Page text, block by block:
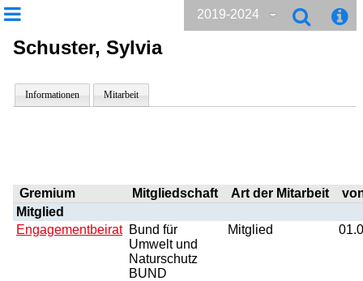
2019-2024
Schuster, Sylvia
Informationen Mitarbeit
Gremium Mitgliedschaft Art der Mitarbeit
Mitglied
Engagementbeirat Bund für
Umwelt und
Naturschutz
BUND
Mitglied